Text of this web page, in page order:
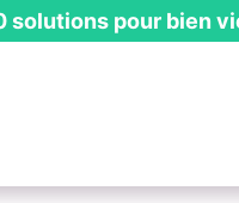
solutions pour bien